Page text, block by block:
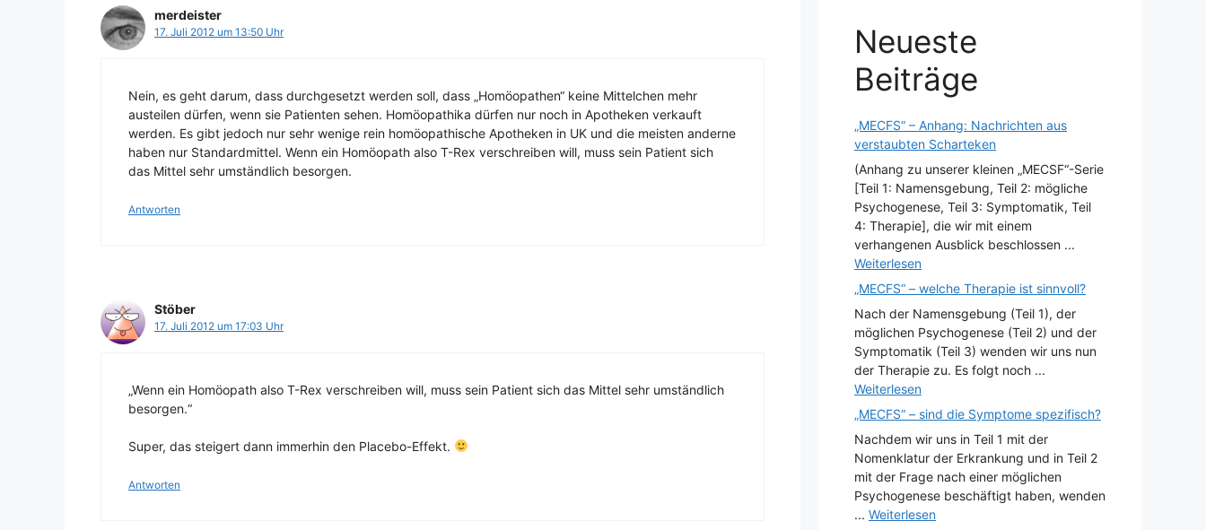
merdeister
17. Juli 2012 um 13:50 Uhr
Nein, es geht darum, dass durchgesetzt werden soll, dass „Homöopathen“ keine Mittelchen mehr
austeilen dürfen, wenn sie Patienten sehen. Homöopathika dürfen nur noch in Apotheken verkauft
werden. Es gibt jedoch nur sehr wenige rein homöopathische Apotheken in UK und die meisten anderne
haben nur Standardmittel. Wenn ein Homöopath also T-Rex verschreiben will, muss sein Patient sich
das Mittel sehr umständlich besorgen.
Antworten
Stöber
17. Juli 2012 um 17:03 Uhr
„Wenn ein Homöopath also T-Rex verschreiben will, muss sein Patient sich das Mittel sehr umständlich
besorgen.“
Super, das steigert dann immerhin den Placebo-Effekt.
Antworten
Neueste
Beiträge
„MECFS“ – Anhang: Nachrichten aus
verstaubten Scharteken
(Anhang zu unserer kleinen „MECSF“-Serie
[Teil 1: Namensgebung, Teil 2: mögliche
Psychogenese, Teil 3: Symptomatik, Teil
4: Therapie], die wir mit einem
verhangenen Ausblick beschlossen ...
Weiterlesen
„MECFS“ – welche Therapie ist sinnvoll?
Nach der Namensgebung (Teil 1), der
möglichen Psychogenese (Teil 2) und der
Symptomatik (Teil 3) wenden wir uns nun
der Therapie zu. Es folgt noch ...
Weiterlesen
„MECFS“ – sind die Symptome spezifisch?
Nachdem wir uns in Teil 1 mit der
Nomenklatur der Erkrankung und in Teil 2
mit der Frage nach einer möglichen
Psychogenese beschäftigt haben, wenden
... Weiterlesen